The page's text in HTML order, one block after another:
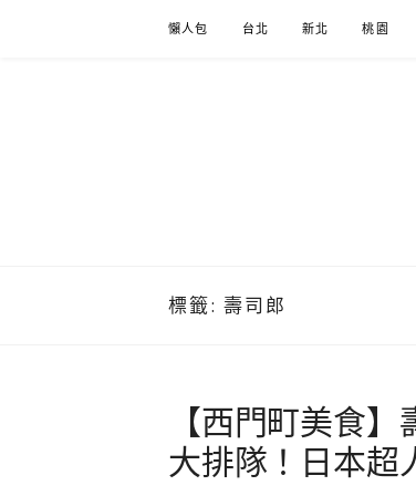
懶人包 台北 新北 桃園
標籤: 壽司郎
【西門町美食
大排隊！日本超